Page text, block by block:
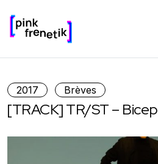
2017 Brèves
[TRACK] TR/ST – Bicep